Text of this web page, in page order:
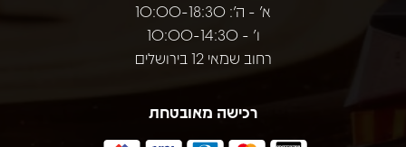
א' - ה': 10:00-18:30
ו' - 10:00-14:30
רחוב שמאי 12 בירושלים
רכישה מאובטחת